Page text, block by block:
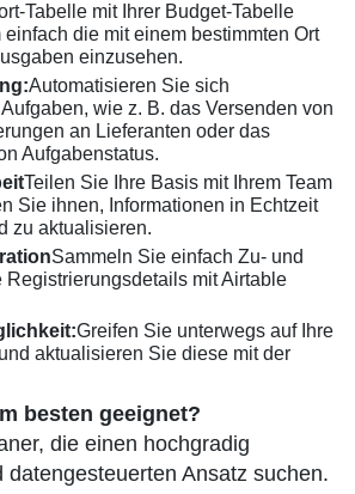
Tabelle mit Ihrer Budget-Tabelle
einfach die mit einem bestimmten Ort
einzusehen.
Automatisieren Sie sich
wie z. B. das Versenden von
an Lieferanten oder das
Aufgabenstatus.
Teilen Sie Ihre Basis mit Ihrem Team
Sie ihnen, Informationen in Echtzeit
zu aktualisieren.
Sammeln Sie einfach Zu- und
Registrierungsdetails mit Airtable
Greifen Sie unterwegs auf Ihre
aktualisieren Sie diese mit der
besten geeignet?
die einen hochgradig
datengesteuerten Ansatz suchen.